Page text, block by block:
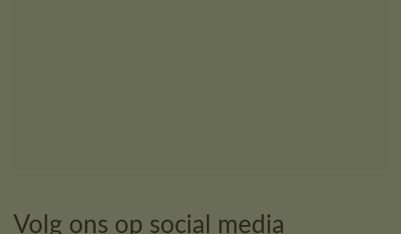
Volg ons op social media